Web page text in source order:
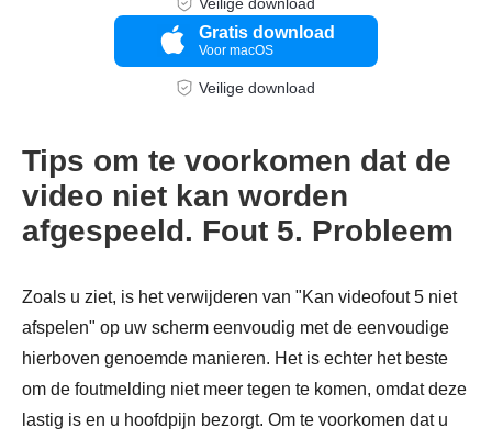
Stap 1.
Gratis download
Voor macOS
Veilige download
Tips om te voorkomen dat de
video niet kan worden
afgespeeld. Fout 5. Probleem
Zoals u ziet, is het verwijderen van "Kan videofout 5 niet
afspelen" op uw scherm eenvoudig met de eenvoudige
hierboven genoemde manieren. Het is echter het beste
om de foutmelding niet meer tegen te komen, omdat deze
lastig is en u hoofdpijn bezorgt. Om te voorkomen dat u